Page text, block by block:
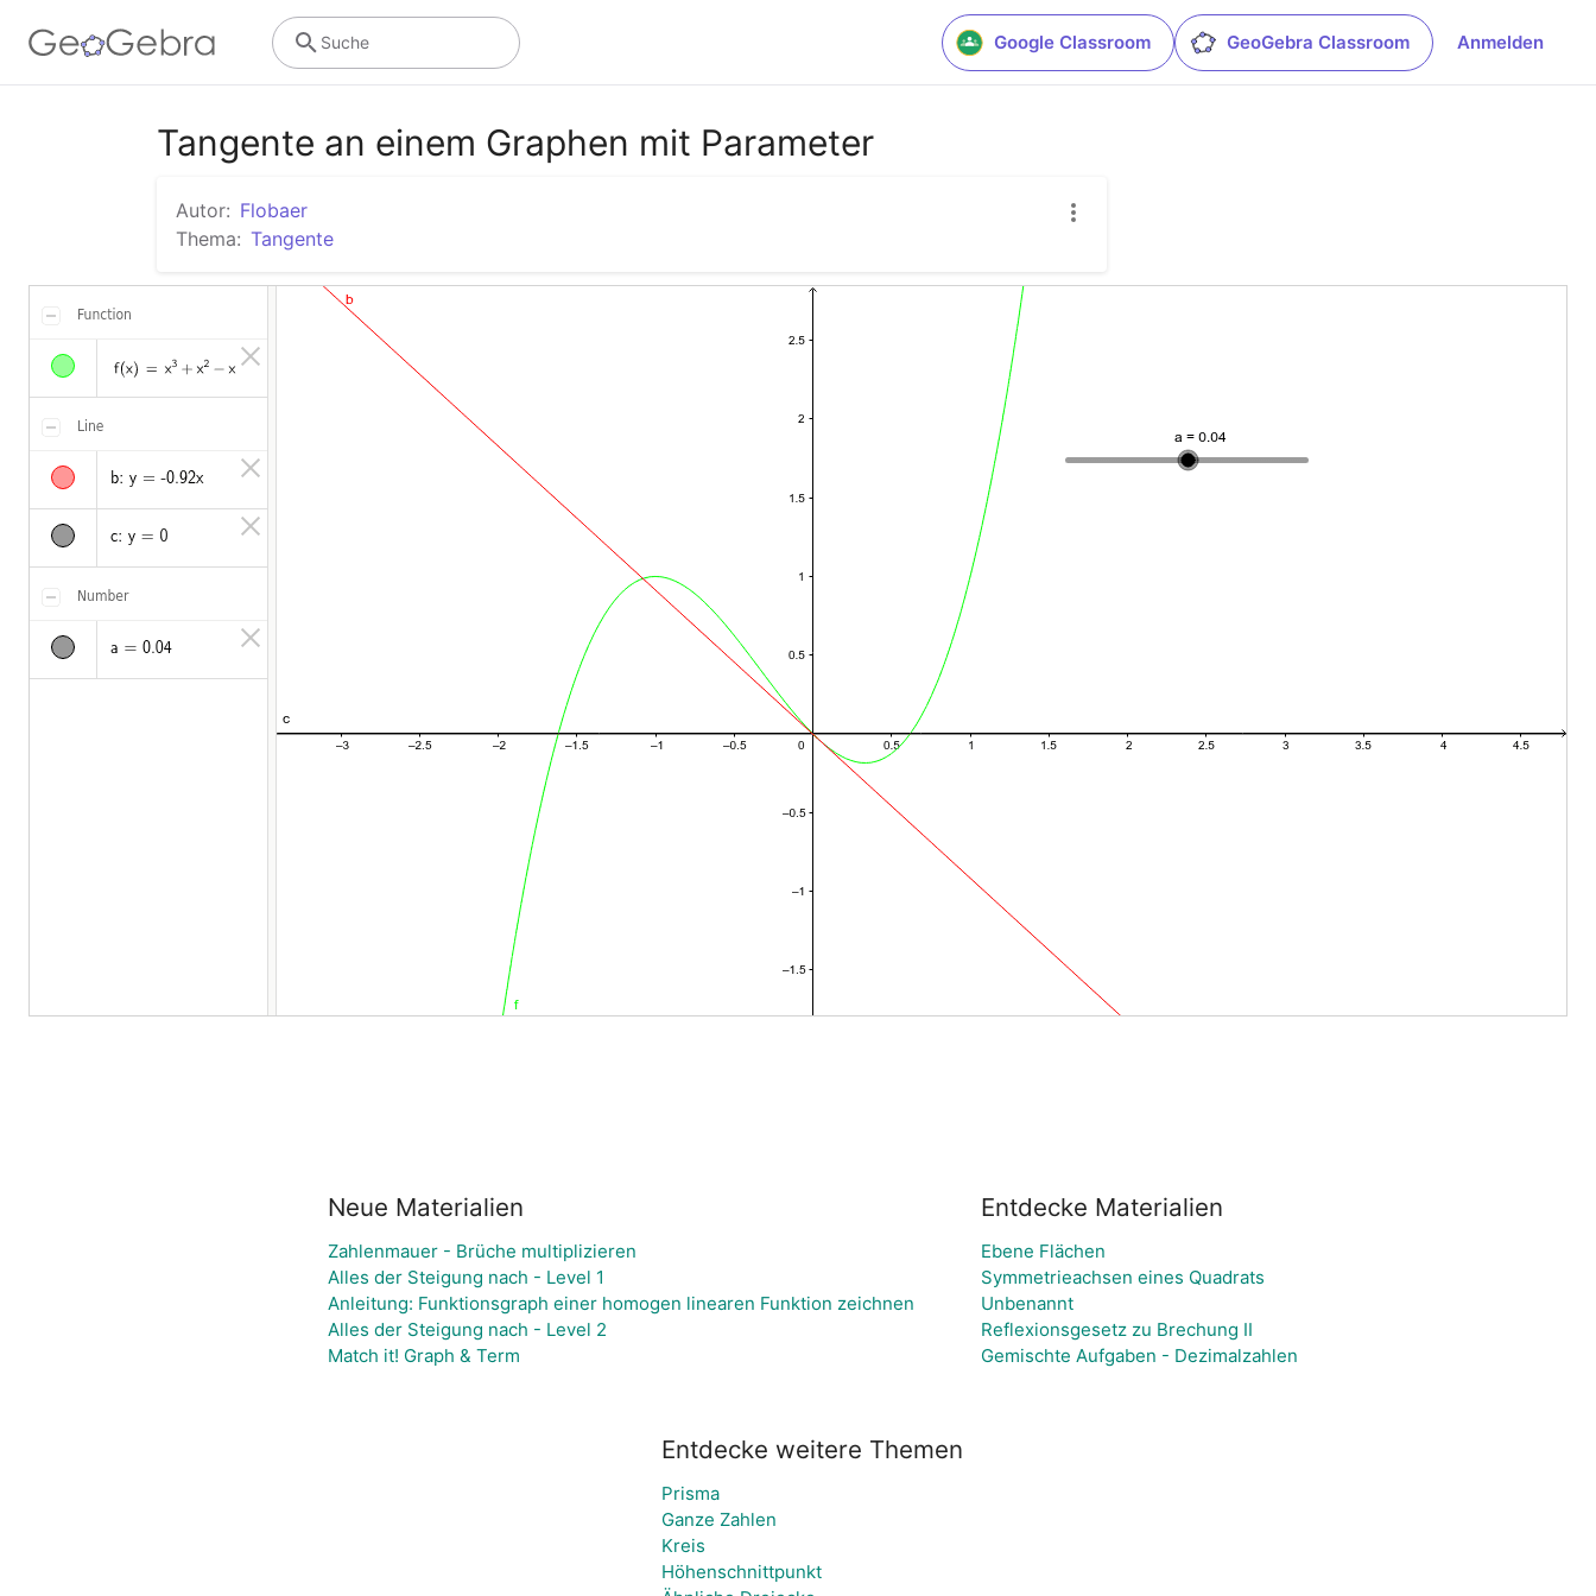
Google Classroom GeoGebra Classroom Anmelden
Suche
Tangente an einem Graphen mit Parameter
Autor: Flobaer
Thema: Tangente
Neue Materialien
Zahlenmauer - Brüche multiplizieren
Alles der Steigung nach - Level 1
Anleitung: Funktionsgraph einer homogen linearen Funktion zeichnen
Alles der Steigung nach - Level 2
Match it! Graph & Term
Entdecke Materialien
Ebene Flächen
Symmetrieachsen eines Quadrats
Unbenannt
Reflexionsgesetz zu Brechung II
Gemischte Aufgaben - Dezimalzahlen
Entdecke weitere Themen
Prisma
Ganze Zahlen
Kreis
Höhenschnittpunkt